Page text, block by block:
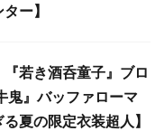
ー】
若き酒呑童子』ブロ
鬼』バッファローマ
夏の限定衣装超人】